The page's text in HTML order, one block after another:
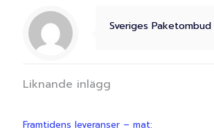
Sveriges Paketombud
Liknande inlägg
Framtidens leveranser – mat: